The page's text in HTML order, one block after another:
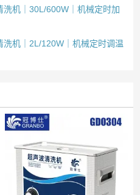
机｜30L/600W｜机械定时加
机｜2L/120W｜机械定时调温